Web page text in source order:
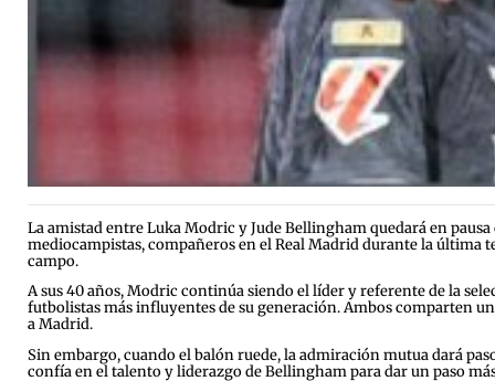
La amistad entre Luka Modric y Jude Bellingham quedará en
mediocampistas, compañeros en el Real Madrid durante la última
campo.
A sus 40 años, Modric continúa siendo el líder y referente de la
futbolistas más influyentes de su generación. Ambos comparten
a Madrid.
Sin embargo, cuando el balón ruede, la admiración mutua dará
confía en el talento y liderazgo de Bellingham para dar un paso